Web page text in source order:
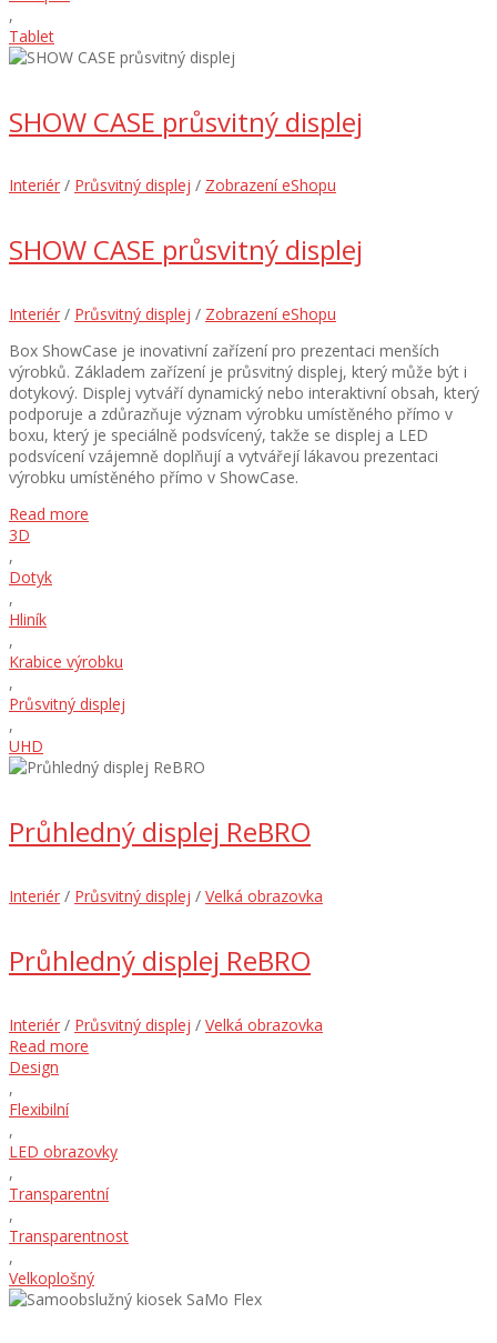
,
Tablet
SHOW CASE průsvitný displej
Interiér / Průsvitný displej / Zobrazení eShopu
SHOW CASE průsvitný displej
Interiér / Průsvitný displej / Zobrazení eShopu
Box ShowCase je inovativní zařízení pro prezentaci menších
výrobků. Základem zařízení je průsvitný displej, který může být i
dotykový. Displej vytváří dynamický nebo interaktivní obsah, který
podporuje a zdůrazňuje význam výrobku umístěného přímo v
boxu, který je speciálně podsvícený, takže se displej a LED
podsvícení vzájemně doplňují a vytvářejí lákavou prezentaci
výrobku umístěného přímo v ShowCase.
Read more
3D
,
Dotyk
,
Hliník
,
Krabice výrobku
,
Průsvitný displej
,
UHD
Průhledný displej ReBRO
Interiér / Průsvitný displej / Velká obrazovka
Průhledný displej ReBRO
Interiér / Průsvitný displej / Velká obrazovka
Read more
Design
,
Flexibilní
,
LED obrazovky
,
Transparentní
,
Transparentnost
,
Velkoplošný